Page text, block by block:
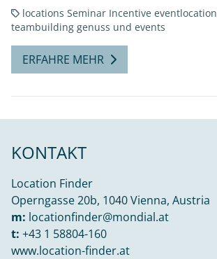
locations Seminar Incentive eventlocation
teambuilding genuss und events
ERFAHRE MEHR
KONTAKT
Location Finder
Operngasse 20b, 1040 Vienna, Austria
m: locationfinder@mondial.at
t: +43 1 58804-160
www.location-finder.at